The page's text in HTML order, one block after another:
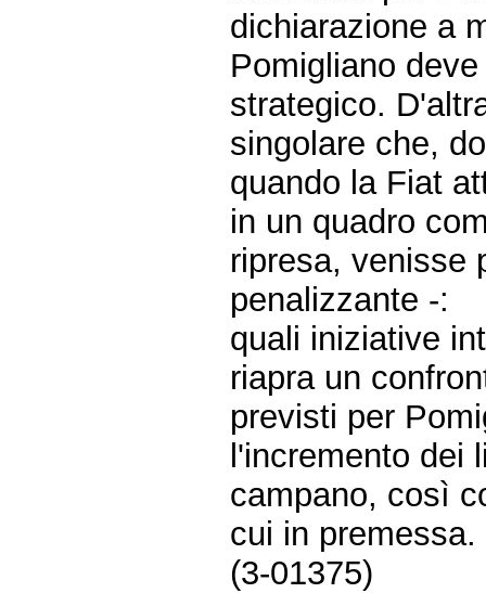
dichiarazione a
Pomigliano
strategico.
singolare che,
quando la Fiat
in un quadro
ripresa, venisse
penalizzante -:
quali iniziative
riapra un
previsti per
l'incremento dei
campano, così
cui in premessa.
(3-01375)